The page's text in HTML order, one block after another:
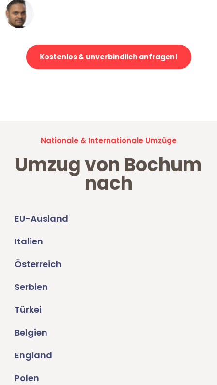
Kostenlos & unverbindlich anfragen!
Nationale & Internationale Umzüge
Umzug von Bochum
nach
EU-Ausland
Italien
Österreich
Serbien
Türkei
Belgien
England
Polen